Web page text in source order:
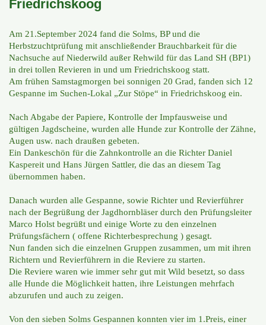
Friedrichskoog
Am 21.September 2024 fand die Solms, BP und die
Herbstzuchtprüfung mit anschließender Brauchbarkeit für die
Nachsuche auf Niederwild außer Rehwild für das Land SH (BP1)
in drei tollen Revieren in und um Friedrichskoog statt.
Am frühen Samstagmorgen bei sonnigen 20 Grad, fanden sich 12
Gespanne im Suchen-Lokal „Zur Stöpe“ in Friedrichskoog ein.
Nach Abgabe der Papiere, Kontrolle der Impfausweise und
gültigen Jagdscheine, wurden alle Hunde zur Kontrolle der Zähne,
Augen usw. nach draußen gebeten.
Ein Dankeschön für die Zahnkontrolle an die Richter Daniel
Kaspereit und Hans Jürgen Sattler, die das an diesem Tag
übernommen haben.
Danach wurden alle Gespanne, sowie Richter und Revierführer
nach der Begrüßung der Jagdhornbläser durch den Prüfungsleiter
Marco Holst begrüßt und einige Worte zu den einzelnen
Prüfungsfächern ( offene Richterbesprechung ) gesagt.
Nun fanden sich die einzelnen Gruppen zusammen, um mit ihren
Richtern und Revierführern in die Reviere zu starten.
Die Reviere waren wie immer sehr gut mit Wild besetzt, so dass
alle Hunde die Möglichkeit hatten, ihre Leistungen mehrfach
abzurufen und auch zu zeigen.
Von den sieben Solms Gespannen konnten vier im 1.Preis, einer